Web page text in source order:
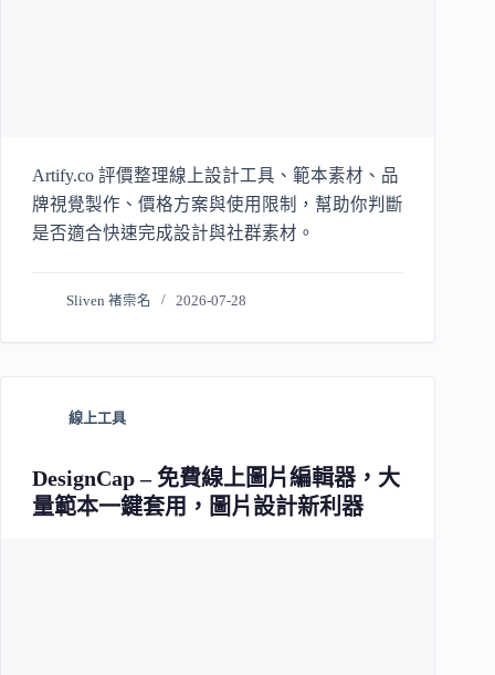
Artify.co 評價整理線上設計工具、範本素材、品
牌視覺製作、價格方案與使用限制，幫助你判斷
是否適合快速完成設計與社群素材。
Sliven 褚崇名 2026-07-28
線上工具
DesignCap – 免費線上圖片編輯器，大
量範本一鍵套用，圖片設計新利器